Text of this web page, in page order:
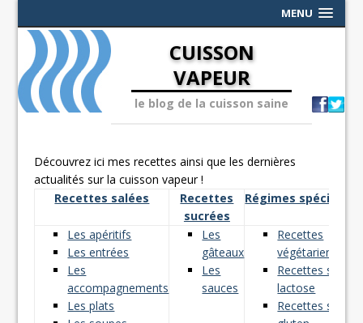
MENU
CUISSON
VAPEUR
le blog de la cuisson saine
Découvrez ici mes recettes ainsi que les dernières
actualités sur la cuisson vapeur !
Recettes salées
Recettes
sucrées
Régimes spéciaux
Les apéritifs
Les entrées
Les
accompagnements
Les plats
Les
gâteaux
Les
sauces
Recettes
végétariennes
Recettes sans
lactose
Recettes sans